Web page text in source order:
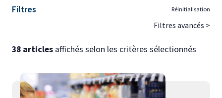
Filtres Réinitialisation
Filtres avancés >
38 articles affichés selon les critères sélectionnés